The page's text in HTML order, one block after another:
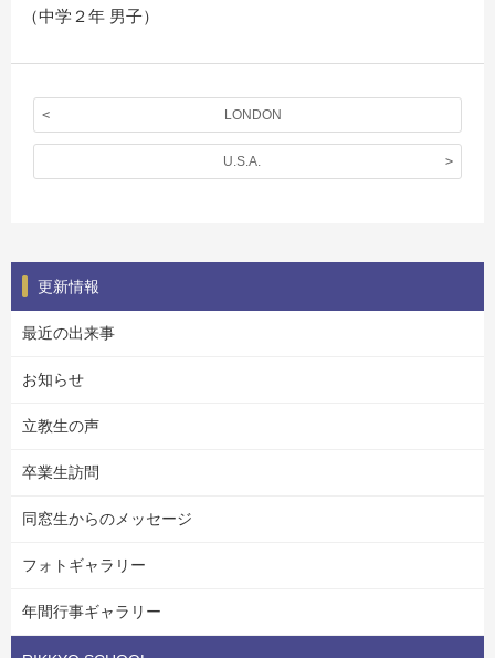
（中学２年 男子）
LONDON
U.S.A.
更新情報
最近の出来事
お知らせ
立教生の声
卒業生訪問
同窓生からのメッセージ
フォトギャラリー
年間行事ギャラリー